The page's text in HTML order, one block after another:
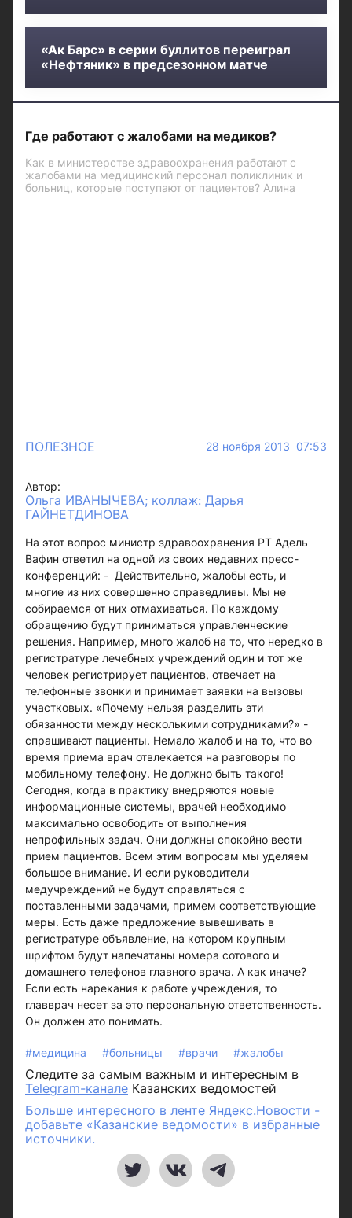
«Ак Барс» в серии буллитов переиграл
«Нефтяник» в предсезонном матче
Где работают с жалобами на медиков?
Как в министерстве здравоохранения работают с
жалобами на медицинский персонал поликлиник и
больниц, которые поступают от пациентов? Алина
ПОЛЕЗНОЕ 28 ноября 2013 07:53
Автор:
Ольга ИВАНЫЧЕВА; коллаж: Дарья
ГАЙНЕТДИНОВА
На этот вопрос министр здравоохранения РТ Адель
Вафин ответил на одной из своих недавних пресс-
конференций: - Действительно, жалобы есть, и
многие из них совершенно справедливы. Мы не
собираемся от них отмахиваться. По каждому
обращению будут приниматься управленческие
решения. Например, много жалоб на то, что нередко в
регистратуре лечебных учреждений один и тот же
человек регистрирует пациентов, отвечает на
телефонные звонки и принимает заявки на вызовы
участковых. «Почему нельзя разделить эти
обязанности между несколькими сотрудниками?» -
спрашивают пациенты. Немало жалоб и на то, что во
время приема врач отвлекается на разговоры по
мобильному телефону. Не должно быть такого!
Сегодня, когда в практику внедряются новые
информационные системы, врачей необходимо
максимально освободить от выполнения
непрофильных задач. Они должны спокойно вести
прием пациентов. Всем этим вопросам мы уделяем
большое внимание. И если руководители
медучреждений не будут справляться с
поставленными задачами, примем соответствующие
меры. Есть даже предложение вывешивать в
регистратуре объявление, на котором крупным
шрифтом будут напечатаны номера сотового и
домашнего телефонов главного врача. А как иначе?
Если есть нарекания к работе учреждения, то
главврач несет за это персональную ответственность.
Он должен это понимать.
#медицина #больницы #врачи #жалобы
Следите за самым важным и интересным в
Telegram-канале Казанских ведомостей
Больше интересного в ленте Яндекс.Новости -
добавьте «Казанские ведомости» в избранные
источники.